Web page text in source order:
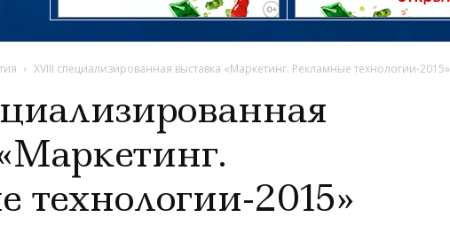
ХVIII специализированная выставка «Маркетинг. Рекламные технологии-2015»
технологии-2015»